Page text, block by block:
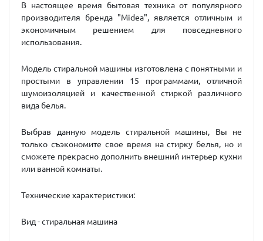
В настоящее время бытовая техника от популярного
производителя бренда "Midea", является отличным и
экономичным решением для повседневного
использования.
Модель стиральной машины изготовлена с понятными и
простыми в управлении 15 программами, отличной
шумоизоляцией и качественной стиркой различного
вида белья.
Выбрав данную модель стиральной машины, Вы не
только съэкономите свое время на стирку белья, но и
сможете прекрасно дополнить внешний интерьер кухни
или ванной комнаты.
Технические характеристики:
Вид - стиральная машина